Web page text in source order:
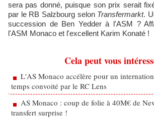
sera pas donné, puisque son prix serait
par le RB Salzbourg selon Transfermarkt.
succession de Ben Yedder à l'ASM ?
l'ASM Monaco et l'excellent Karim Konaté !
Cela peut vous
L'AS Monaco accélère pour un
temps convoité par le RC Lens
AS Monaco : coup de folie à 40M€ de
transfert surprise !